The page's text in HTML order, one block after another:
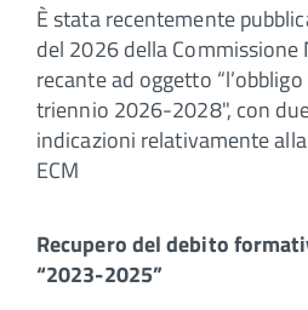
È stata recentemente
del 2026 della Commissione
recante ad oggetto
triennio 2026-2028", con
indicazioni relativamente
ECM
Recupero del debito
“2023-2025”